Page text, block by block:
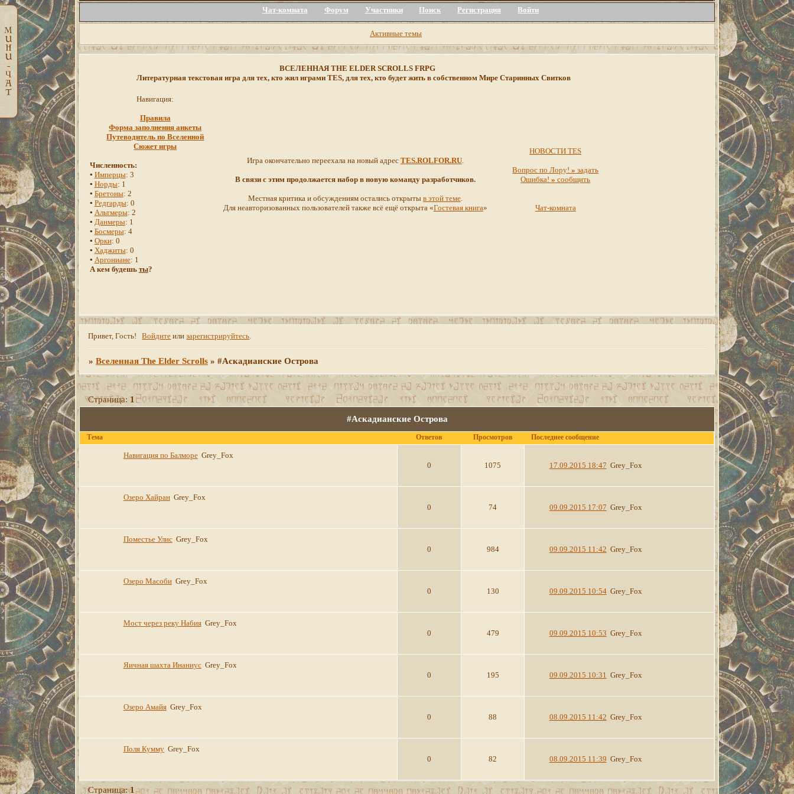
Чат-комната Форум Участники Поиск Регистрация Войти
Активные темы
ВСЕЛЕННАЯ THE ELDER SCROLLS FRPG
Литературная текстовая игра для тех, кто жил играми TES, для тех, кто будет жить в собственном Мире Старинных Свитков
Навигация:
Правила
Форма заполнения анкеты
Путеводитель по Вселенной
Сюжет игры
Численность:
▪ Имперцы: 3
▪ Норды: 1
▪ Бретоны: 2
▪ Редгарды: 0
▪ Альтмеры: 2
▪ Данмеры: 1
▪ Босмеры: 4
▪ Орки: 0
▪ Хаджиты: 0
▪ Аргониане: 1
А кем будешь ты?
Игра окончательно переехала на новый адрес TES.ROLFOR.RU.
В связи с этим продолжается набор в новую команду разработчиков.
Местная критика и обсуждениям остались открыты в этой теме.
Для неавторизованных пользователей также всё ещё открыта «Гостевая книга»
НОВОСТИ TES
Вопрос по Лору!» задать
Ошибка!» сообщить
Чат-комната
Привет, Гость! Войдите илизарегистрируйтесь
»Вселенная The Elder Scrolls »#Аскадианские Острова
#Аскадианские Острова
Страница: 1
Тема Ответов Просмотров Последнее сообщение
Навигация по Балморе Grey_Fox
0
1075 17.09.2015 18:47 Grey_Fox
Озеро Хайран Grey_Fox
0
74 09.09.2015 17:07 Grey_Fox
Поместье Улис Grey_Fox
0
984 09.09.2015 11:42 Grey_Fox
Озеро Масоби Grey_Fox
0
130 09.09.2015 10:54 Grey_Fox
Мост через реку Набия Grey_Fox
0
479 09.09.2015 10:53 Grey_Fox
Яичная шахта Инаниус Grey_Fox
0
195 09.09.2015 10:31 Grey_Fox
Озеро Амайя Grey_Fox
0
88 08.09.2015 11:42 Grey_Fox
Поля Кумму Grey_Fox
0
82 08.09.2015 11:39 Grey_Fox
Страница:1